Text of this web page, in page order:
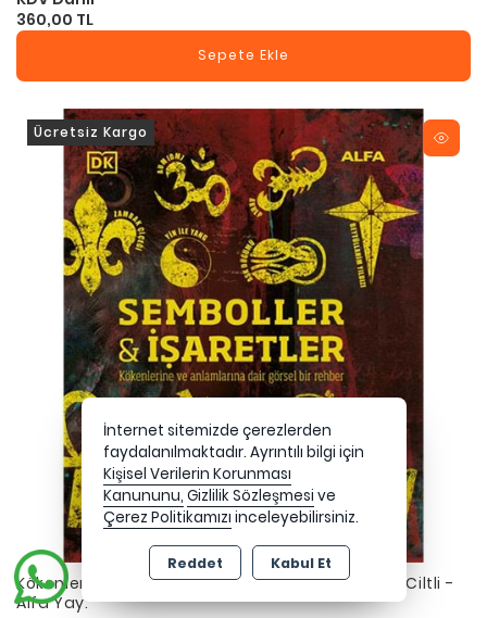
360,00 TL
Sepete Ekle
Ücretsiz Kargo
Kökenleri ve Anlamlarıyla Semboller ve İşaretler Ciltli -
Alfa Yay.
İnternet sitemizde çerezlerden
faydalanılmaktadır. Ayrıntılı bilgi için
Kişisel Verilerin Korunması
Kanununu, Gizlilik Sözleşmesi ve
Çerez Politikamızı inceleyebilirsiniz.
Reddet Kabul Et